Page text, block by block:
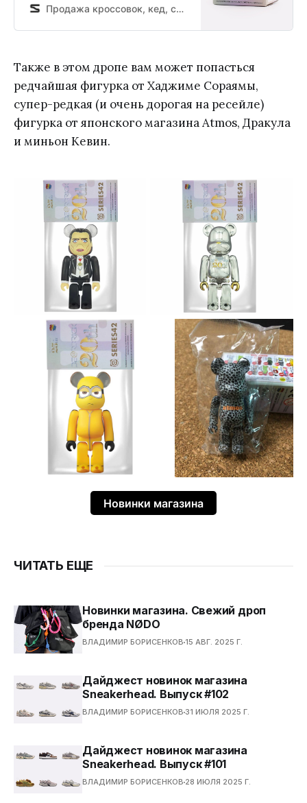
Medicom Toy представляет
Blindbox: внутри упаковки с
леттерингом от японского
художника Хаджиме Сораямы
скрывается одна из 15
уникальны…
Продажа кроссовок, кед, спортивной обуви и одежды в интернет магазине Sneakerhead
Также в этом дропе вам может попасться
редчайшая фигурка от Хаджиме Сораямы,
супер-редкая (и очень дорогая на ресейле)
фигурка от японского магазина Atmos, Дракула
и миньон Кевин.
Новинки магазина
ЧИТАТЬ ЕЩЕ
Новинки магазина. Свежий дроп
бренда NØDO
ВЛАДИМИР БОРИСЕНКОВ 15 АВГ. 2025 Г.
Дайджест новинок магазина
Sneakerhead. Выпуск #102
ВЛАДИМИР БОРИСЕНКОВ 31 ИЮЛЯ 2025 Г.
Дайджест новинок магазина
Sneakerhead. Выпуск #101
ВЛАДИМИР БОРИСЕНКОВ 28 ИЮЛЯ 2025 Г.